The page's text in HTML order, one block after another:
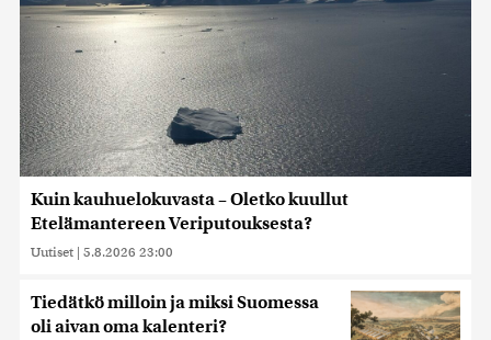
Kuin kauhuelokuvasta – Oletko kuullut
Etelämantereen Veriputouksesta?
Uutiset | 5.8.2026 23:00
Tiedätkö milloin ja miksi Suomessa
oli aivan oma kalenteri?